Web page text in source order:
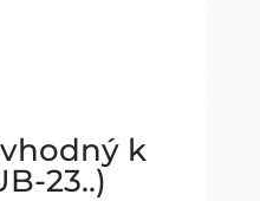
k
23..)